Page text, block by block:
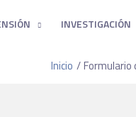
INVESTIGACIÓN
Inicio Formulario